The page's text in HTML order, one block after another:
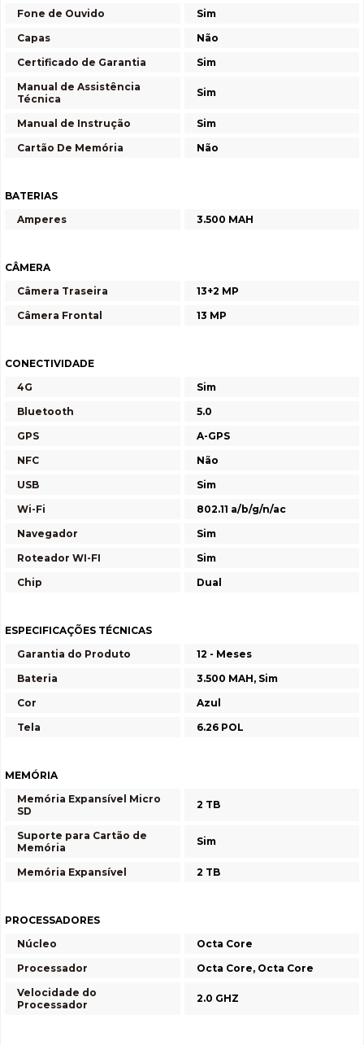
Fone de Ouvido
Sim
Capas
Não
Certificado de Garantia
Sim
Manual de Assistência
Técnica
Sim
Manual de Instrução
Sim
Cartão De Memória
Não
BATERIAS
Amperes
3.500 MAH
CÂMERA
Câmera Traseira
13+2 MP
Câmera Frontal
13 MP
CONECTIVIDADE
4G
Sim
Bluetooth
5.0
GPS
A-GPS
NFC
Não
USB
Sim
Wi-Fi
802.11 a/b/g/n/ac
Navegador
Sim
Roteador WI-FI
Sim
Chip
Dual
ESPECIFICAÇÕES TÉCNICAS
Garantia do Produto
12 - Meses
Bateria
3.500 MAH, Sim
Cor
Azul
Tela
6.26 POL
MEMÓRIA
Memória Expansível Micro
SD
2 TB
Suporte para Cartão de
Memória
Sim
Memória Expansível 2 TB
PROCESSADORES
Núcleo
Octa Core
Processador
Octa Core, Octa Core
Velocidade do
Processador
2.0 GHZ